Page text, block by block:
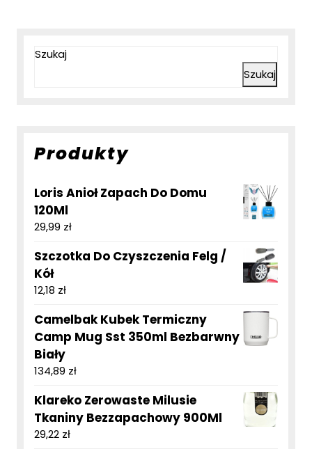
Szukaj
Szukaj
Produkty
Loris Anioł Zapach Do Domu
120Ml
29,99 zł
Szczotka Do Czyszczenia Felg /
Kół
12,18 zł
Camelbak Kubek Termiczny
Camp Mug Sst 350ml Bezbarwny
Biały
134,89 zł
Klareko Zerowaste Milusie
Tkaniny Bezzapachowy 900Ml
29,22 zł